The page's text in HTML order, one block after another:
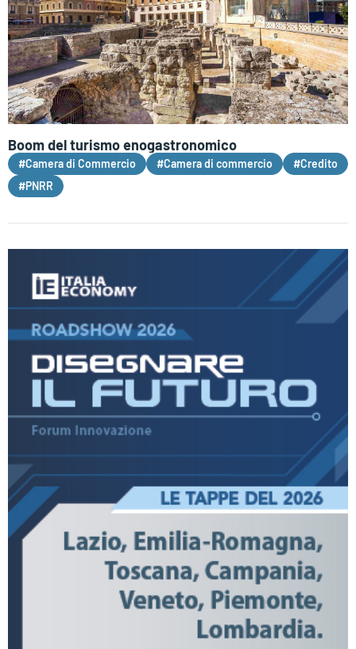
Boom del turismo enogastronomico
#Camera di Commercio #Camera di commercio
#Credito
#PNRR